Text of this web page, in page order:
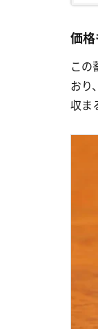
価
この
おり
収ま